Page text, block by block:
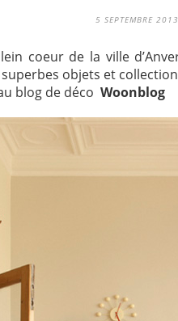
5 SEPTEMBRE 2013
coeur de la ville
objets et
blog de déco Woonblog